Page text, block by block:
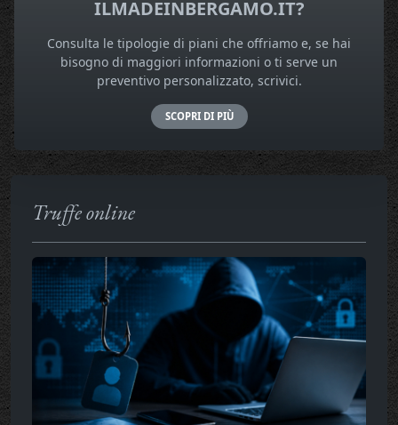
ILMADEINBERGAMO.IT?
Consulta le tipologie di piani che offriamo e, se hai
bisogno di maggiori informazioni o ti serve un
preventivo personalizzato, scrivici.
SCOPRI DI PIÙ
Truffe online